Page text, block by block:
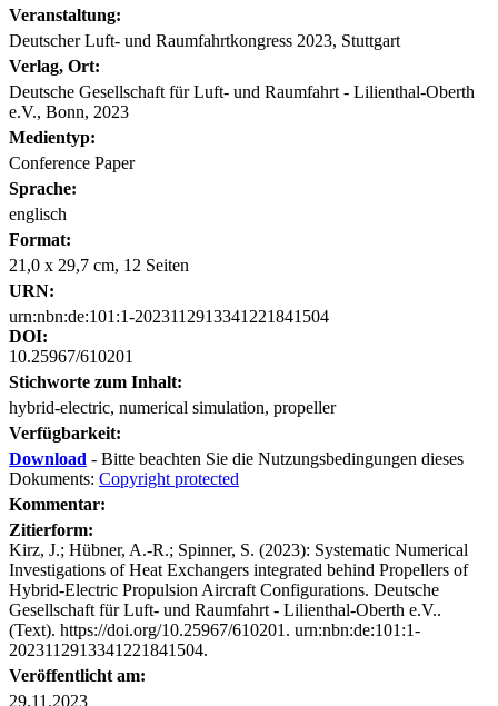
Veranstaltung:
Deutscher Luft- und Raumfahrtkongress 2023, Stuttgart
Verlag, Ort:
Deutsche Gesellschaft für Luft- und Raumfahrt - Lilienthal-Oberth
e.V., Bonn, 2023
Medientyp:
Conference Paper
Sprache:
englisch
Format:
21,0 x 29,7 cm, 12 Seiten
URN:
urn:nbn:de:101:1-2023112913341221841504
DOI:
10.25967/610201
Stichworte zum Inhalt:
hybrid-electric, numerical simulation, propeller
Verfügbarkeit:
Download - Bitte beachten Sie die Nutzungsbedingungen dieses
Dokuments: Copyright protected
Kommentar:
Zitierform:
Kirz, J.; Hübner, A.-R.; Spinner, S. (2023): Systematic Numerical
Investigations of Heat Exchangers integrated behind Propellers of
Hybrid-Electric Propulsion Aircraft Configurations. Deutsche
Gesellschaft für Luft- und Raumfahrt - Lilienthal-Oberth e.V..
(Text). https://doi.org/10.25967/610201. urn:nbn:de:101:1-
2023112913341221841504.
Veröffentlicht am:
29.11.2023